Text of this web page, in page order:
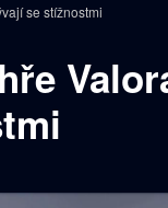
se stížnostmi